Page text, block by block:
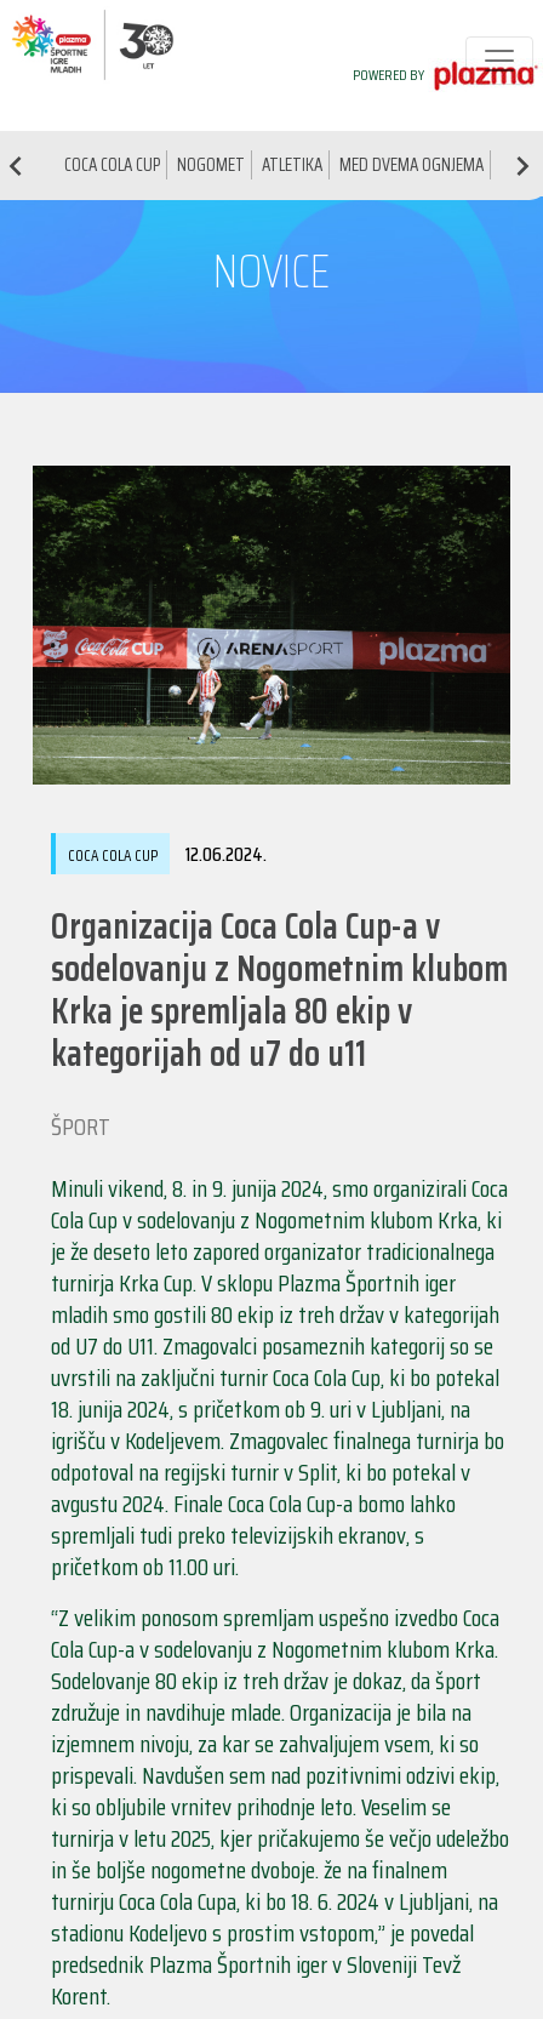
COCA COLA CUP NOGOMET ATLETIKA MED DVEMA OGNJEMA
POWERED BY
NOVICE
COCA COLA CUP 12.06.2024.
Organizacija Coca Cola Cup-a v
sodelovanju z Nogometnim klubom
Krka je spremljala 80 ekip v
kategorijah od u7 do u11
ŠPORT
Minuli vikend, 8. in 9. junija 2024, smo organizirali Coca
Cola Cup v sodelovanju z Nogometnim klubom Krka, ki
je že deseto leto zapored organizator tradicionalnega
turnirja Krka Cup. V sklopu Plazma Športnih iger
mladih smo gostili 80 ekip iz treh držav v kategorijah
od U7 do U11. Zmagovalci posameznih kategorij so se
uvrstili na zaključni turnir Coca Cola Cup, ki bo potekal
18. junija 2024, s pričetkom ob 9. uri v Ljubljani, na
igrišču v Kodeljevem. Zmagovalec finalnega turnirja bo
odpotoval na regijski turnir v Split, ki bo potekal v
avgustu 2024. Finale Coca Cola Cup-a bomo lahko
spremljali tudi preko televizijskih ekranov, s
pričetkom ob 11.00 uri.
“Z velikim ponosom spremljam uspešno izvedbo Coca
Cola Cup-a v sodelovanju z Nogometnim klubom Krka.
Sodelovanje 80 ekip iz treh držav je dokaz, da šport
združuje in navdihuje mlade. Organizacija je bila na
izjemnem nivoju, za kar se zahvaljujem vsem, ki so
prispevali. Navdušen sem nad pozitivnimi odzivi ekip,
ki so obljubile vrnitev prihodnje leto. Veselim se
turnirja v letu 2025, kjer pričakujemo še večjo udeležbo
in še boljše nogometne dvoboje. že na finalnem
turnirju Coca Cola Cupa, ki bo 18. 6. 2024 v Ljubljani, na
stadionu Kodeljevo s prostim vstopom,” je povedal
predsednik Plazma Športnih iger v Sloveniji Tevž
Korent.